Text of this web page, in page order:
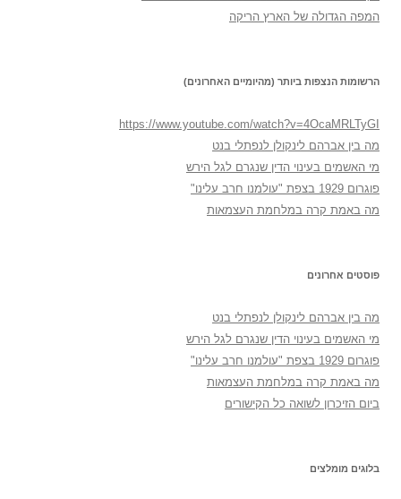
המפה הגדולה של הארץ הריקה
הרשומות הנצפות ביותר (מהיומיים האחרונים)
https://www.youtube.com/watch?v=4OcaMRLTyGI
מה בין אברהם לינקולן לנפתלי בנט
מי האשמים בעינוי הדין שנגרם לגל הירש
פוגרום 1929 בצפת "עולמנו חרב עלינו"
מה באמת קרה במלחמת העצמאות
פוסטים אחרונים
מה בין אברהם לינקולן לנפתלי בנט
מי האשמים בעינוי הדין שנגרם לגל הירש
פוגרום 1929 בצפת "עולמנו חרב עלינו"
מה באמת קרה במלחמת העצמאות
ביום הזיכרון לשואה כל הקישורים
בלוגים מומלצים